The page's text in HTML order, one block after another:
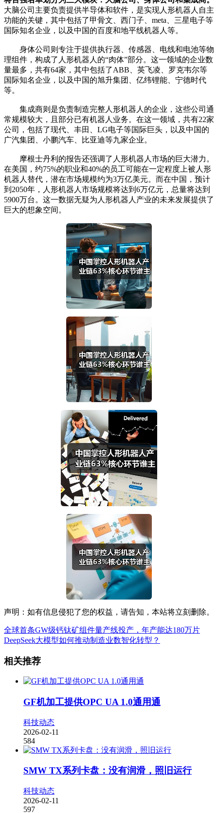
大脑公司主要负责提供半导体和软件，是实现人形机器人自主
功能的关键，其中包括了甲骨文、西门子、meta、三星电子等
国际知名企业，以及中国的百度和地平线机器人等。
身体公司则专注于提供执行器、传感器、电线和电池等物
理组件，构成了人形机器人的“肉体”部分。这一领域的企业数
量最多，共有64家，其中包括了ABB、英飞凌、罗克韦尔等
国际知名企业，以及中国的旭升集团、亿纬锂能、宁德时代
等。
集成商则是负责制造完整人形机器人的企业，这些公司通
常规模较大，且部分已有机器人业务。在这一领域，共有22家
公司，包括了现代、丰田、LG电子等国际巨头，以及中国的
广汽集团、小鹏汽车、比亚迪等九家企业。
摩根士丹利的报告还强调了人形机器人市场的巨大潜力。
在美国，约75%的职业和40%的员工可能在一定程度上被人形
机器人替代，潜在市场规模约为3万亿美元。而在中国，预计
到2050年，人形机器人市场规模将达到6万亿元，总量将达到
5900万台。这一数据无疑为人形机器人产业的未来发展提供了
巨大的想象空间。
声明：如有信息侵犯了您的权益，请告知，本站将立刻删除。
全球首条GW级钙钛矿组件量产线投产，年产能达180万片
DeepSeek大模型如何推动制造业数智化转型？
相关推荐
GF机加工提供OPC UA 1.0通用通
科技动态
2026-02-11
584
SMW TX系列卡盘：没有润滑，照旧运行
科技动态
2026-02-11
597